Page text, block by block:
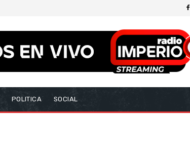
POLITICA SOCIAL